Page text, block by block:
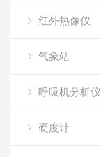
红外热像仪
气象站
呼吸机分析仪
硬度计